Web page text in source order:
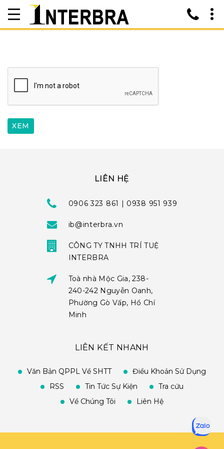
LIÊN HỆ
0906 323 861 | 0938 951 939
ib@interbra.vn
CÔNG TY TNHH TRÍ TUỆ
INTERBRA
Toà nhà Mộc Gia, 238-
240-242 Nguyễn Oanh,
Phường Gò Vấp, Hồ Chí
Minh
LIÊN KẾT NHANH
Văn Bản QPPL Về SHTT
Điều Khoản Sử Dụng
RSS
Tin Tức Sự Kiện
Tra cứu
Về Chúng Tôi
Liên Hệ